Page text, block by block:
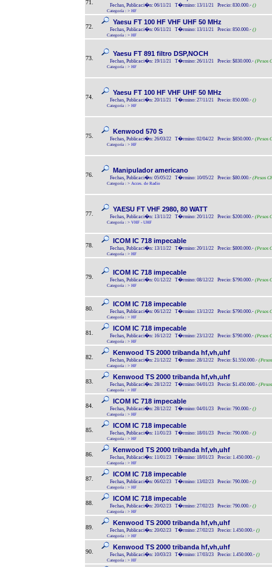
71. Fechas, Publicaci�n: 06/11/21 T�rmino: 13/11/21 Precio: 830.000.- ()
Categoría : > HF
72.
Yaesu FT 100 HF VHF UHF 50 MHz
Fechas, Publicaci�n: 06/11/21 T�rmino: 13/11/21 Precio: 850.000.- ()
Categoría : > HF
73.
Yaesu FT 891 filtro DSP,NOCH
Fechas, Publicaci�n: 19/11/21 T�rmino: 26/11/21 Precio: $830.000.- (Pesos
Categoría : > HF
74.
Yaesu FT 100 HF VHF UHF 50 MHz
Fechas, Publicaci�n: 20/11/21 T�rmino: 27/11/21 Precio: 850.000.- ()
Categoría : > HF
75.
Kenwood 570 S
Fechas, Publicaci�n: 26/03/22 T�rmino: 02/04/22 Precio: $850.000.- (Pesos
Categoría : > HF
76.
Manipulador americano
Fechas, Publicaci�n: 05/05/22 T�rmino: 10/05/22 Precio: $80.000.- (Pesos
Categoría : > Acces. de Radio
77.
YAESU FT VHF 2980, 80 WATT
Fechas, Publicaci�n: 13/11/22 T�rmino: 20/11/22 Precio: $200.000.- (Pesos
Categoría : > VHF - UHF
78.
ICOM IC 718 impecable
Fechas, Publicaci�n: 13/11/22 T�rmino: 20/11/22 Precio: $800.000.- (Pesos
Categoría : > HF
79.
ICOM IC 718 impecable
Fechas, Publicaci�n: 01/12/22 T�rmino: 08/12/22 Precio: $790.000.- (Pesos
Categoría : > HF
80.
ICOM IC 718 impecable
Fechas, Publicaci�n: 06/12/22 T�rmino: 13/12/22 Precio: $790.000.- (Pesos
Categoría : > HF
81.
ICOM IC 718 impecable
Fechas, Publicaci�n: 16/12/22 T�rmino: 23/12/22 Precio: $790.000.- (Pesos
Categoría : > HF
82.
Kenwood TS 2000 tribanda hf,vh,uhf
Fechas, Publicaci�n: 21/12/22 T�rmino: 28/12/22 Precio: $1.550.000.-
Categoría : > HF
83.
Kenwood TS 2000 tribanda hf,vh,uhf
Fechas, Publicaci�n: 28/12/22 T�rmino: 04/01/23 Precio: $1.450.000.-
Categoría : > HF
84.
ICOM IC 718 impecable
Fechas, Publicaci�n: 28/12/22 T�rmino: 04/01/23 Precio: 790.000.- ()
Categoría : > HF
85.
ICOM IC 718 impecable
Fechas, Publicaci�n: 11/01/23 T�rmino: 18/01/23 Precio: 790.000.- ()
Categoría : > HF
86.
Kenwood TS 2000 tribanda hf,vh,uhf
Fechas, Publicaci�n: 11/01/23 T�rmino: 18/01/23 Precio: 1.450.000.- ()
Categoría : > HF
87.
ICOM IC 718 impecable
Fechas, Publicaci�n: 06/02/23 T�rmino: 13/02/23 Precio: 790.000.- ()
Categoría : > HF
88.
ICOM IC 718 impecable
Fechas, Publicaci�n: 20/02/23 T�rmino: 27/02/23 Precio: 790.000.- ()
Categoría : > HF
89.
Kenwood TS 2000 tribanda hf,vh,uhf
Fechas, Publicaci�n: 20/02/23 T�rmino: 27/02/23 Precio: 1.450.000.- ()
Categoría : > HF
90.
Kenwood TS 2000 tribanda hf,vh,uhf
Fechas, Publicaci�n: 10/03/23 T�rmino: 17/03/23 Precio: 1.450.000.- ()
Categoría : > HF